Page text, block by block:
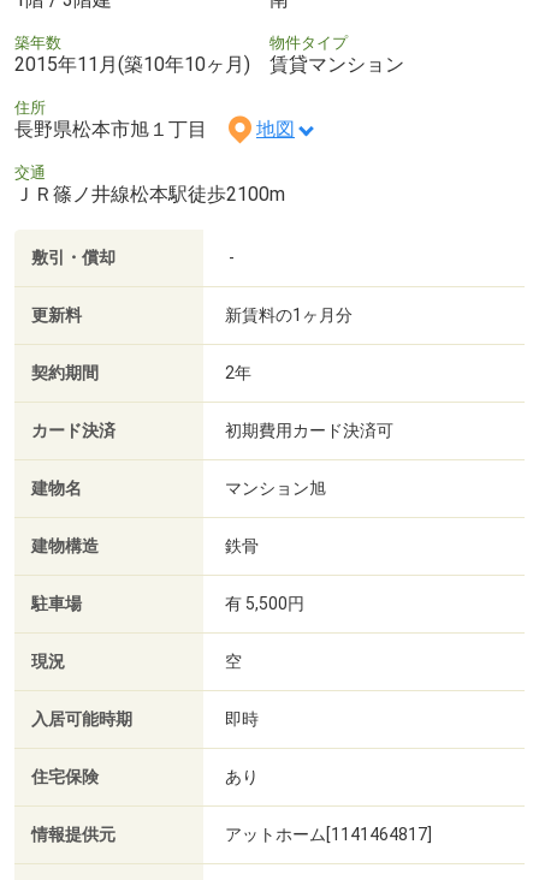
築年数
2015年11月(築10年10ヶ月)
物件タイプ
賃貸マンション
住所
長野県松本市旭１丁目 地図
交通
ＪＲ篠ノ井線松本駅徒歩2100m
敷引・償却 -
更新料 新賃料の1ヶ月分
契約期間 2年
カード決済 初期費用カード決済可
建物名 マンション旭
建物構造 鉄骨
駐車場 有 5,500円
現況 空
入居可能時期 即時
住宅保険 あり
情報提供元 アットホーム[1141464817]